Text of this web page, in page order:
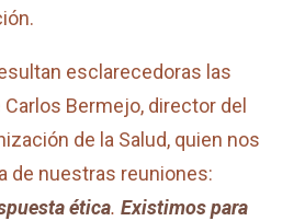
esclarecedoras las
Bermejo, director del
de la Salud, quien nos
de nuestras reuniones:
ética. Existimos para